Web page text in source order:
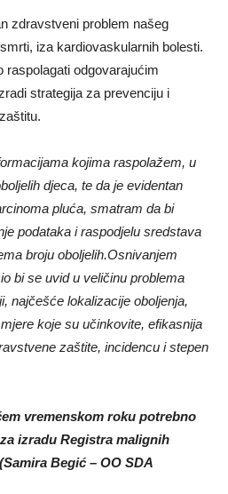
zdravstveni problem našeg
iza kardiovaskularnih bolesti.
raspolagati odgovarajućim
strategija za prevenciju i
kojima raspolažem, u
djeca, te da je evidentan
pluća, smatram da bi
podataka i raspodjelu sredstava
broju oboljelih.Osnivanjem
bi se uvid u veličinu problema
najčešće lokalizacije oboljenja,
koje su učinkovite, efikasnija
zaštite, incidencu i stepen
vremenskom roku potrebno
izradu Registra malignih
Begić – OO SDA